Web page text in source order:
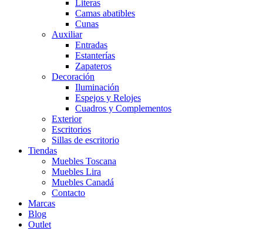
Literas
Camas abatibles
Cunas
Auxiliar
Entradas
Estanterías
Zapateros
Decoración
Iluminación
Espejos y Relojes
Cuadros y Complementos
Exterior
Escritorios
Sillas de escritorio
Tiendas
Muebles Toscana
Muebles Lira
Muebles Canadá
Contacto
Marcas
Blog
Outlet